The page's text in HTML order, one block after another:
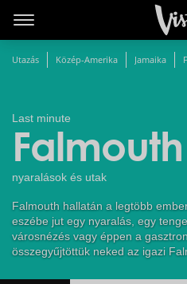
Utazás Közép-Amerika Jamaika
Last minute
Falmouth
nyaralások és utak
Falmouth hallatán a legtöbb
eszébe jut egy nyaralás, egy
városnézés vagy éppen a
összegyűjtöttük neked az igazi